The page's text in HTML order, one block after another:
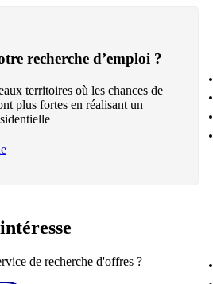
recherche d’emploi ?
territoires où les chances de
plus fortes en réalisant un
de recherche d'offres ?